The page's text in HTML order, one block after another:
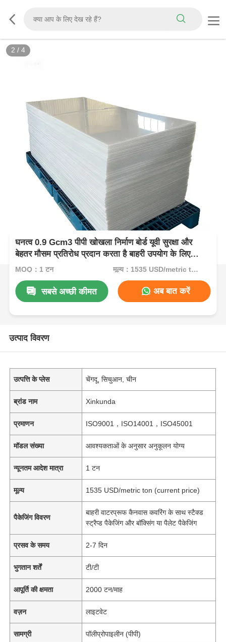
2 / 4
घनत्व 0.9 Gcm3 पीपी खोखला निर्माण बोर्ड यूवी सुरक्षा और
बेहतर मौसम प्रतिरोध प्रदान करता है बाहरी उपयोग के लिए
उपयुक्त
MOQ：1 टन मूल्य：1535 USD/metric ton (current price)
सबसे अच्छी कीमत अब बात करें
उत्पाद विवरण
उत्पत्ति के प्लेस चेंगदू, सिचुआन, चीन
ब्रांड नाम Xinkunda
प्रमाणन ISO9001，ISO14001，ISO45001
मॉडल संख्या आवश्यकताओं के अनुसार अनुकूलन योग्य
न्यूनतम आदेश मात्रा 1 टन
मूल्य 1535 USD/metric ton (current price)
पैकेजिंग विवरण
बाहरी वाटरप्रूफ कैनवास कवरिंग के साथ स्टैक्ड
स्ट्रैप्ड पैकेजिंग और बॉक्सिंग या पैलेट पैकेजिंग
प्रसव के समय 2-7 दिन
भुगतान शर्तें टी/टी
आपूर्ति की क्षमता 2000 टन/माह
वज़न लाइटवेट
सामग्री पॉलीप्रोपाइलीन (पीपी)